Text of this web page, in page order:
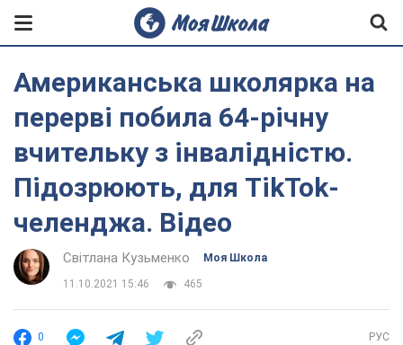
Американська школярка на
перерві побила 64-річну
вчительку з інвалідністю.
Підозрюють, для TikTok-
челенджа. Відео
Світлана Кузьменко Моя Школа
11.10.2021 15:46 465
0 РУС